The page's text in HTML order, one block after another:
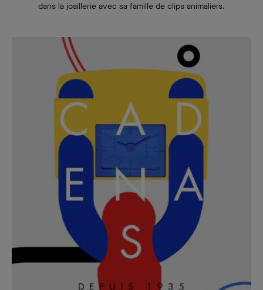
dans la joaillerie avec sa famille de clips animaliers.